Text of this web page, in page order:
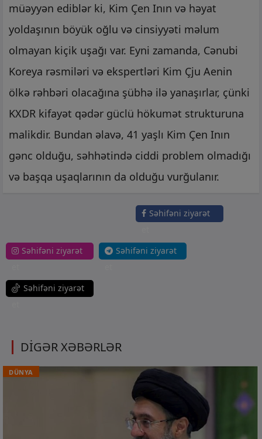
müəyyən ediblər ki, Kim Çen Inın və həyat
yoldaşının böyük oğlu və cinsiyyəti məlum
olmayan kiçik uşağı var. Eyni zamanda, Cənubi
Koreya rəsmiləri və ekspertləri Kim Çju Aenin
ölkə rəhbəri olacağına şübhə ilə yanaşırlar, çünki
KXDR kifayət qədər güclü hökumət strukturuna
malikdir. Bundan əlavə, 41 yaşlı Kim Çen Inın
gənc olduğu, səhhətində ciddi problem olmadığı
və başqa uşaqlarının da olduğu vurğulanır.
Səhifəni ziyarət
Səhifəni ziyarət
Səhifəni ziyarət
Səhifəni ziyarət
DİGƏR XƏBƏRLƏR
DÜNYA